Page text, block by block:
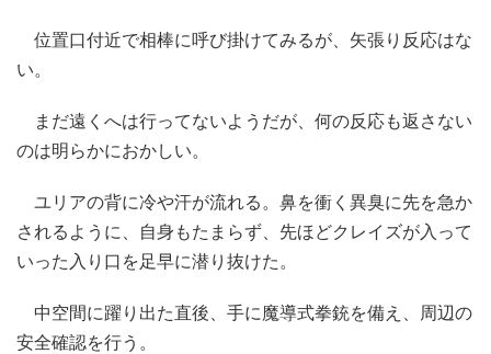
位置口付近で相棒に呼び掛けてみるが、矢張り反応はな
い。
まだ遠くへは行ってないようだが、何の反応も返さない
のは明らかにおかしい。
ユリアの背に冷や汗が流れる。鼻を衝く異臭に先を急か
されるように、自身もたまらず、先ほどクレイズが入って
いった入り口を足早に潜り抜けた。
中空間に躍り出た直後、手に魔導式拳銃を備え、周辺の
安全確認を行う。